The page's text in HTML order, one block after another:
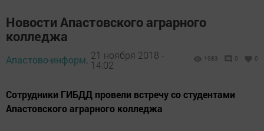
Новости Апастовского аграрного
колледжа
Апастово-информ, 21 ноября 2018 -
14:02
1983 0 0
Сотрудники ГИБДД провели встречу со студентами
Апастовского аграрного колледжа